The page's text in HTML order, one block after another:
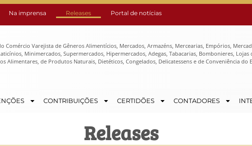
Na imprensa Releases Portal de notícias
Comércio Varejista de Gêneros Alimentícios, Mercados, Armazéns, Mercearias, Empórios,
Minimercados, Supermercados, Hipermercados, Adegas, Tabacarias, Bombonieres, Lojas
Alimentares, de Produtos Naturais, Dietéticos, Congelados, Delicatessens e de Conveniência do
CONTRIBUIÇÕES CERTIDÕES CONTADORES
Releases